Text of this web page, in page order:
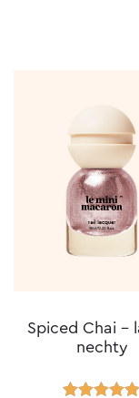
Spiced Chai –
nechty